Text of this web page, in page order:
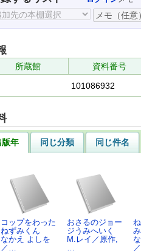
所蔵館 資料番号
101086932
版年 同じ分類
同じ件名
コップをわった
ねずみくん
なかえ よしを
／…
おさるのジョー
ジうみへいく
M.レイ／原作,
…